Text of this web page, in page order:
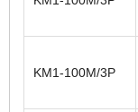
KM1-100M/3P